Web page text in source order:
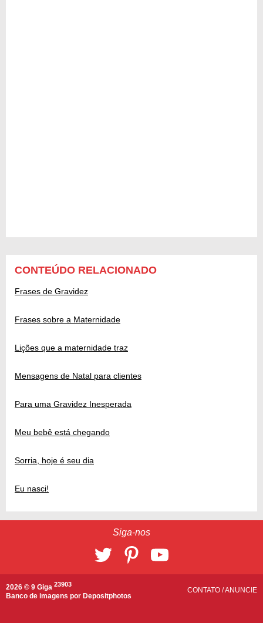
CONTEÚDO RELACIONADO
Frases de Gravidez
Frases sobre a Maternidade
Lições que a maternidade traz
Mensagens de Natal para clientes
Para uma Gravidez Inesperada
Meu bebê está chegando
Sorria, hoje é seu dia
Eu nasci!
Siga-nos
2026 © 9 Giga 23903
Banco de imagens por Depositphotos
CONTATO /ANUNCIE